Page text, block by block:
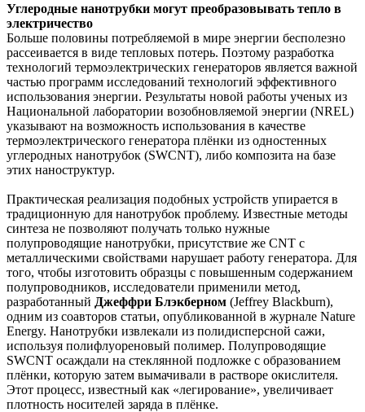
Углеродные нанотрубки могут преобразовывать тепло в
электричество
Больше половины потребляемой в мире энергии бесполезно
рассеивается в виде тепловых потерь. Поэтому разработка
технологий термоэлектрических генераторов является важной
частью программ исследований технологий эффективного
использования энергии. Результаты новой работы ученых из
Национальной лаборатории возобновляемой энергии (NREL)
указывают на возможность использования в качестве
термоэлектрического генератора плёнки из одностенных
углеродных нанотрубок (SWCNT), либо композита на базе
этих наноструктур.
Практическая реализация подобных устройств упирается в
традиционную для нанотрубок проблему. Известные методы
синтеза не позволяют получать только нужные
полупроводящие нанотрубки, присутствие же CNT с
металлическими свойствами нарушает работу генератора. Для
того, чтобы изготовить образцы с повышенным содержанием
полупроводников, исследователи применили метод,
разработанный Джеффри Блэкберном (Jeffrey Blackburn),
одним из соавторов статьи, опубликованной в журнале Nature
Energy. Нанотрубки извлекали из полидисперсной сажи,
используя полифлуореновый полимер. Полупроводящие
SWCNT осаждали на стеклянной подложке с образованием
плёнки, которую затем вымачивали в растворе окислителя.
Этот процесс, известный как «легирование», увеличивает
плотность носителей заряда в плёнке.